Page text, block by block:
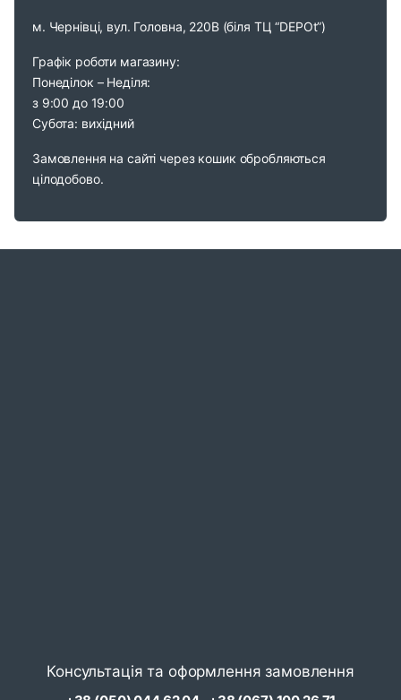
м. Чернівці, вул. Головна, 220В (біля ТЦ “DEPOt”)
Графік роботи магазину:
Понеділок – Неділя:
з 9:00 до 19:00
Субота: вихідний
Замовлення на сайті через кошик обробляються
цілодобово.
Консультація та оформлення замовлення